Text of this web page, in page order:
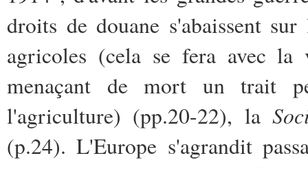
droits de douane s'abaissent
agricoles (cela se fera avec la
menaçant de mort un trait
l'agriculture) (pp.20-22), la
(p.24). L'Europe s'agrandit